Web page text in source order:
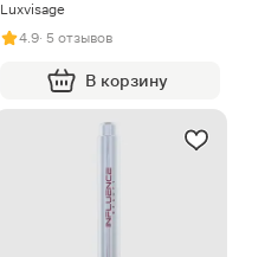
Luxvisage
4.9· 5 отзывов
В корзину